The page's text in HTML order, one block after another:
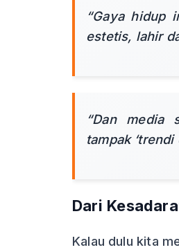
“Gaya hidup
estetis, lahir
“Dan media
tampak
Dari
Kalau dulu kita